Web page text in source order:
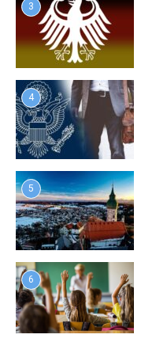
3
4
5
6